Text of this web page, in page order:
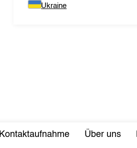
Ukraine
Kontaktaufnahme Über uns